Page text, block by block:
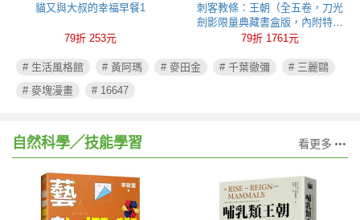
貓又與大叔的幸福早餐1
79折 253元
刺客教條：王朝（全五卷，刀光
劍影限量典藏書盒版，內附特製
刺客水墨古風海報）
79折 1761元
# 生活風格館 # 黃阿瑪 # 麥田金 # 千葉徹彌
# 三麗鷗
# 麥塊漫畫
# 16647
自然科學╱技能學習 看更多